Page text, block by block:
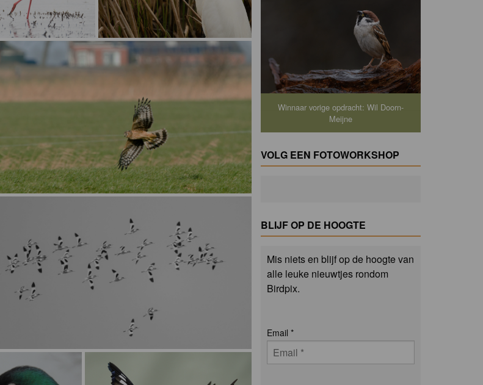
Winnaar vorige opdracht: Wil Doorn-
Meijne
VOLG EEN FOTOWORKSHOP
BLIJF OP DE HOOGTE
Mis niets en blijf op de hoogte van
alle leuke nieuwtjes rondom
Birdpix.
Email *